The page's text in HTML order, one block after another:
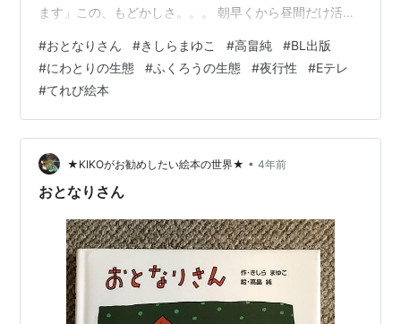
ます」この、もどかしさ。。。 朝早くから昼間だけ活動
グが合わないのがもどかしい。 ある時、２人のぎりぎり
をすり合わせて、ようやく！会えた。 感動☆ 【楽しいポ
イント♪】 ※ ５歳：昼間と夜とぎゃくにおきちゃうから、
なかなかあえないんだね。 「まちます まちます まちま
す」のところが、おもしろい！ ※１２歳：二匹とも全く
悪くないのに希望が…
#おとなりさん #きしらまゆこ #高畠純 #BL出版
#にわとりの生態 #ふくろうの生態 #夜行性 #Eテレ
#てれび絵本
★KIKOがお勧めしたい絵本の世界★ • 4年前
おとなりさん